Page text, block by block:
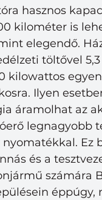
hasznos
kilométer is
elegendő.
töltővel
kilowattos
Ilyen
áramolhat az
legnagyobb
Ez
és a
számára
éppúgy,